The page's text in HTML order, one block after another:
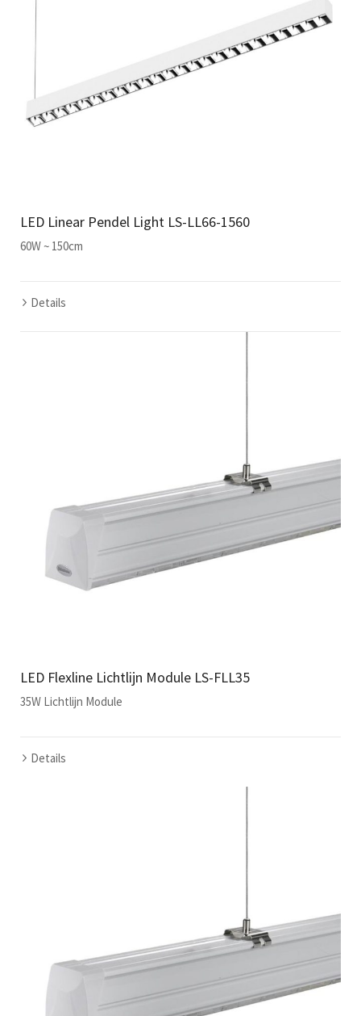
LED Linear Pendel Light LS-LL66-1560
60W ~ 150cm
Details
LED Flexline Lichtlijn Module LS-FLL35
35W Lichtlijn Module
Details